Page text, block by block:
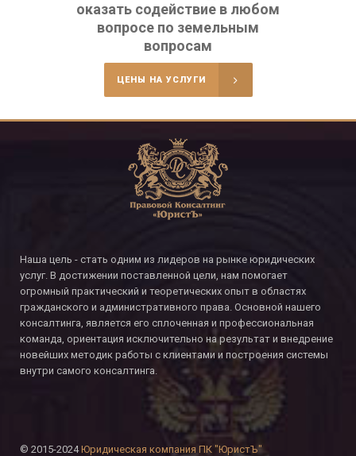
оказать содействие в любом
вопросе по земельным
вопросам
ЦЕНЫ НА УСЛУГИ
Наша цель - стать одним из лидеров на рынке юридических
услуг. В достижении поставленной цели, нам помогает
огромный практический и теоретических опыт в областях
гражданского и административного права. Основной нашего
консалтинга, является его сплоченная и профессиональная
команда, ориентация исключительно на результат и внедрение
новейших методик работы с клиентами и построения системы
внутри самого консалтинга.
© 2015-2024Юридическая компания ПК "ЮристЪ"